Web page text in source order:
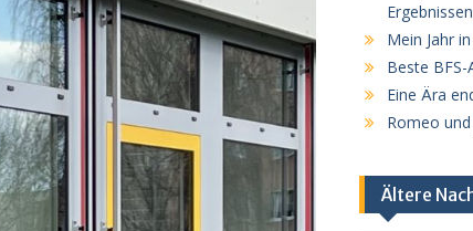
Ergebnissen
Mein Jahr
Beste
Eine Ära
Romeo und
Ältere